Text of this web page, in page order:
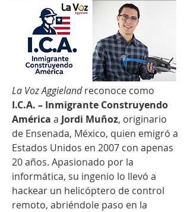
La Voz Aggieland
I.C.A. – Inmigrante Construyendo
América a Jordi Muñoz, originario
de Ensenada, México, quien emigró a
Estados Unidos en 2007 con apenas
20 años. Apasionado por la
informática, su ingenio lo llevó a
hackear un helicóptero de control
remoto, abriéndole paso en la